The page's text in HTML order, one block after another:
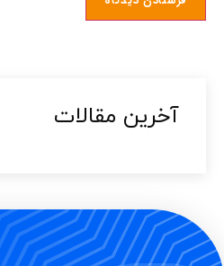
آخرین مقالات​